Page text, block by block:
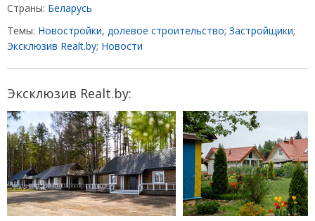
Страны: Беларусь
Темы: Новостройки, долевое строительство; Застройщики;
Эксклюзив Realt.by; Новости
Эксклюзив Realt.by: